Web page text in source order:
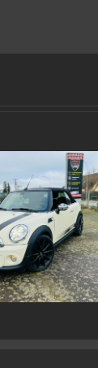
Echappement
GTI